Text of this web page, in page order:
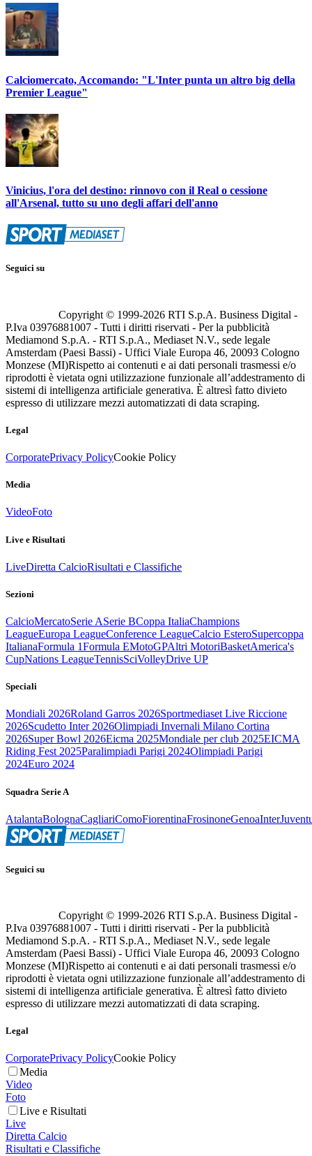
Calciomercato, Accomando: "L'Inter punta un altro big della
Premier League"
Vinicius, l'ora del destino: rinnovo con il Real o cessione
all'Arsenal, tutto su uno degli affari dell'anno
Seguici su
Copyright © 1999-2026 RTI S.p.A. Business Digital -
P.Iva 03976881007 - Tutti i diritti riservati - Per la pubblicità
Mediamond S.p.A. - RTI S.p.A., Mediaset N.V., sede legale
Amsterdam (Paesi Bassi) - Uffici Viale Europa 46, 20093 Cologno
Monzese (MI)Rispetto ai contenuti e ai dati personali trasmessi e/o
riprodotti è vietata ogni utilizzazione funzionale all’addestramento di
sistemi di intelligenza artificiale generativa. È altresì fatto divieto
espresso di utilizzare mezzi automatizzati di data scraping.
Legal
CorporatePrivacy PolicyCookie Policy
Media
VideoFoto
Live e Risultati
LiveDiretta CalcioRisultati e Classifiche
Sezioni
CalcioMercatoSerie ASerie BCoppa ItaliaChampions
LeagueEuropa LeagueConference LeagueCalcio EsteroSupercoppa
ItalianaFormula 1Formula EMotoGPAltri MotoriBasketAmerica's
CupNations LeagueTennisSciVolleyDrive UP
Speciali
Mondiali 2026Roland Garros 2026Sportmediaset Live Riccione
2026Scudetto Inter 2026Olimpiadi Invernali Milano Cortina
2026Super Bowl 2026Eicma 2025Mondiale per club 2025EICMA
Riding Fest 2025Paralimpiadi Parigi 2024Olimpiadi Parigi
2024Euro 2024
Squadra Serie A
AtalantaBolognaCagliariComoFiorentinaFrosinoneGenoaInter
Seguici su
Copyright © 1999-2026 RTI S.p.A. Business Digital -
P.Iva 03976881007 - Tutti i diritti riservati - Per la pubblicità
Mediamond S.p.A. - RTI S.p.A., Mediaset N.V., sede legale
Amsterdam (Paesi Bassi) - Uffici Viale Europa 46, 20093 Cologno
Monzese (MI)Rispetto ai contenuti e ai dati personali trasmessi e/o
riprodotti è vietata ogni utilizzazione funzionale all’addestramento di
sistemi di intelligenza artificiale generativa. È altresì fatto divieto
espresso di utilizzare mezzi automatizzati di data scraping.
Legal
CorporatePrivacy PolicyCookie Policy
Media
Video
Foto
Live e Risultati
Live
Diretta Calcio
Risultati e Classifiche